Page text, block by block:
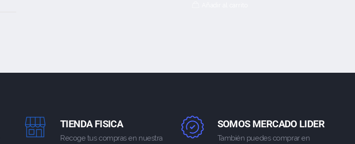
TIENDA FISICA
Recoge tus compras en nuestra
SOMOS MERCADO LIDER
También puedes comprar en